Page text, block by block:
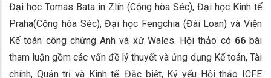
Đại học Tomas Bata in Zlín (Cộng hòa Séc), Đại học Kinh tế
Praha(Cộng hòa Séc), Đại học Fengchia (Đài Loan) và Viện
Kế toán công chứng Anh và xứ Wales. Hội thảo có 66bài
tham luận gồm các vấn đề lý thuyết và ứng dụng Kế toán, Tài
chính, Quản trị và Kinh tế. Đặc biệt, Kỷ yếu Hội thảo ICFE